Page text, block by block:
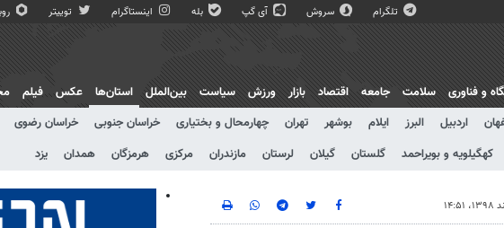
تلگرام سروش آی گپ بله اینستاگرام توییتر
و فناوری سلامت جامعه اقتصاد بازار ورزش سیاست بین‌الملل
استان‌ها
اردبیل البرز ایلام بوشهر تهران چهارمحال و بختیاری خراسان جنوبی خراسان رضوی
کهگیلویه و بویراحمد گلستان گیلان لرستان مازندران مرکزی هرمزگان همدان یزد
عکس فیلم